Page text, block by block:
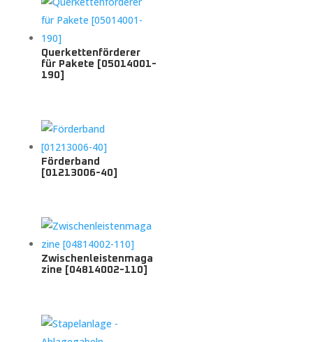
Querkettenförderer
für Pakete [05014001-
190]
Förderband
[01213006-40]
Zwischenleistenmaga
zine [04814002-110]